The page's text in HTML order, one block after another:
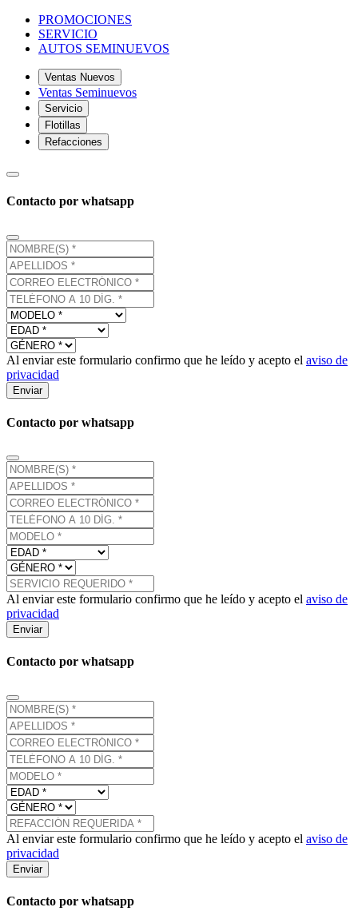
PROMOCIONES
SERVICIO
AUTOS SEMINUEVOS
Ventas Nuevos
Ventas Seminuevos
Servicio
Flotillas
Refacciones
Contacto por whatsapp
Al enviar este formulario confirmo que he leído y acepto el aviso de
privacidad
Enviar
Contacto por whatsapp
Al enviar este formulario confirmo que he leído y acepto el aviso de
privacidad
Enviar
Contacto por whatsapp
Al enviar este formulario confirmo que he leído y acepto el aviso de
privacidad
Enviar
Contacto por whatsapp